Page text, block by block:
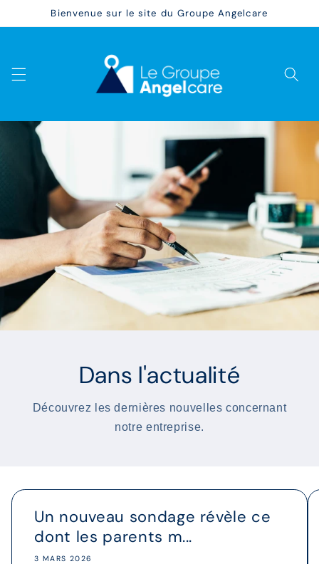
passer
au
Bienvenue sur le site du Groupe Angelcare
Panier
Dans l'actualité
Découvrez les dernières nouvelles concernant
notre entreprise.
Un nouveau sondage révèle ce
dont les parents m...
3 MARS 2026